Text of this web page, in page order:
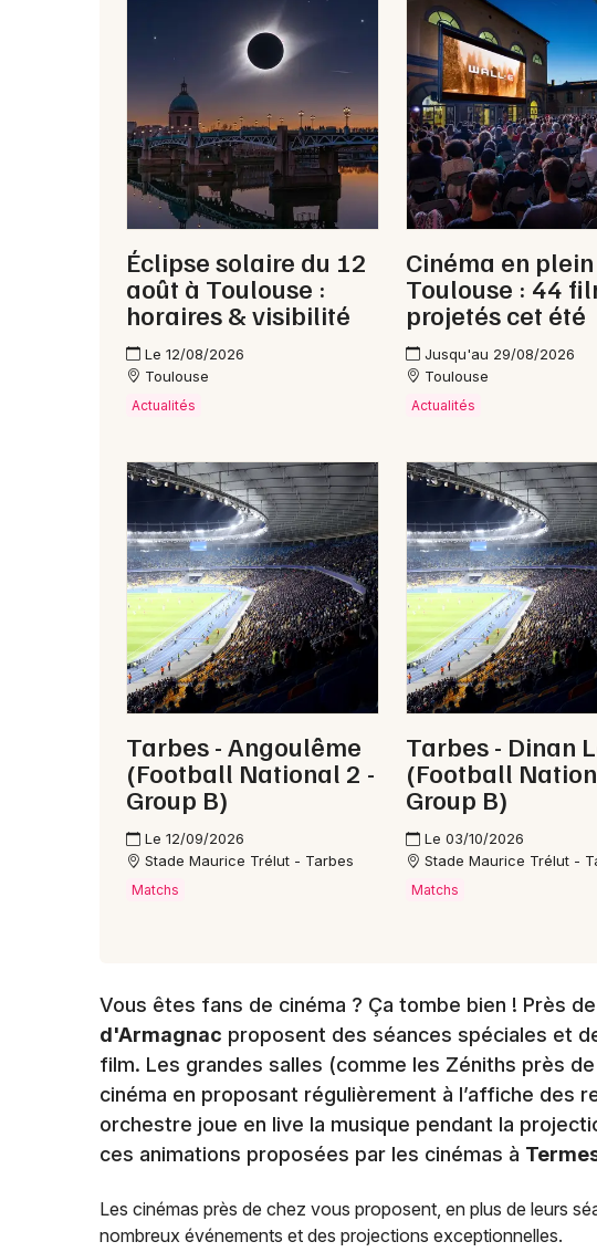
Éclipse solaire du 12
août à Toulouse :
horaires & visibilité
Le 12/08/2026
Toulouse
Actualités
Cinéma en
Toulouse : 44
projetés cet été
Jusqu'au 29/08/2026
Toulouse
Actualités
Tarbes - Angoulême
(Football National 2 -
Group B)
Le 12/09/2026
Stade Maurice Trélut - Tarbes
Matchs
Tarbes - Dinan
(Football
Group B)
Le 03/10/2026
Stade Maurice Trélut -
Matchs
Vous êtes fans de cinéma ? Ça tombe bien ! Près
d'Armagnac proposent des séances spéciales et
film. Les grandes salles (comme les Zéniths près
cinéma en proposant régulièrement à l’affiche des
orchestre joue en live la musique pendant la
ces animations proposées par les cinémas à
Les cinémas près de chez vous proposent, en plus de leurs
nombreux événements et des projections exceptionnelles.